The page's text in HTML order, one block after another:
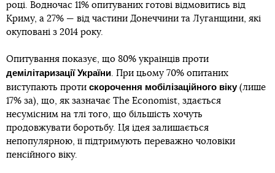
році. Водночас 11% опитуваних готові відмовитись від
Криму, а 27% — від частини Донеччини та Луганщини, які
окуповані з 2014 року.
Опитування показує, що 80% українців проти
демілітаризації України. При цьому 70% опитаних
виступають проти скорочення мобілізаційного віку(лише
17% за), що, як зазначає The Economist, здається
несумісним на тлі того, що більшість хочуть
продовжувати боротьбу. Ця ідея залишається
непопулярною, її підтримують переважно чоловіки
пенсійного віку.